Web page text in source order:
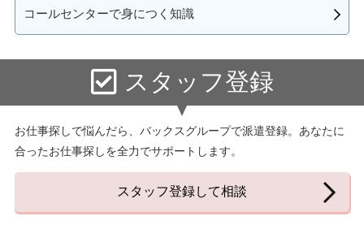
コールセンターで身につく知識
スタッフ登録
お仕事探しで悩んだら、バックスグループで派遣登録。あなたに
合ったお仕事探しを全力でサポートします。
スタッフ登録して相談